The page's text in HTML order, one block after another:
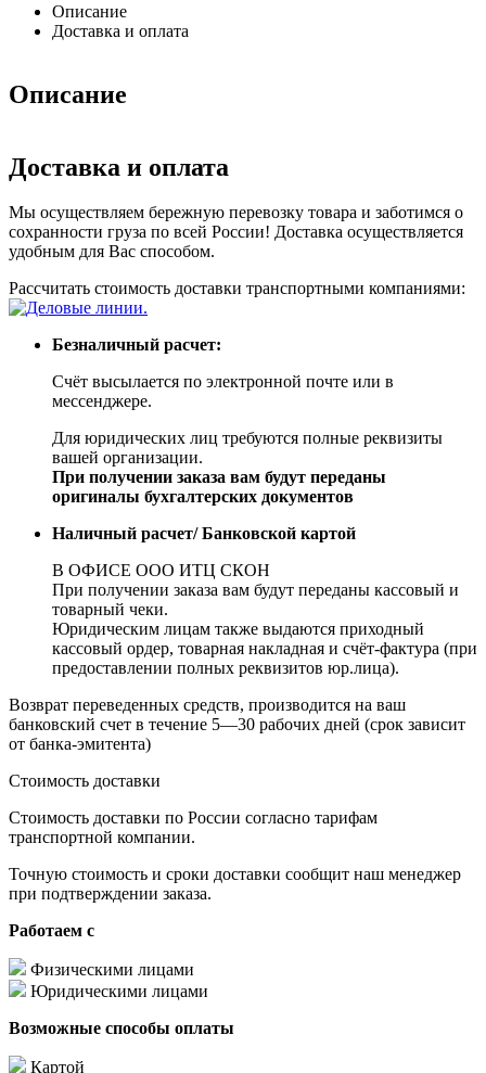
Описание
Доставка и оплата
Описание
Доставка и оплата
Мы осуществляем бережную перевозку товара и заботимся о
сохранности груза по всей России! Доставка осуществляется
удобным для Вас способом.
Рассчитать стоимость доставки транспортными компаниями:
Безналичный расчет:
Счёт высылается по электронной почте или в
мессенджере.
Для юридических лиц требуются полные реквизиты
вашей организации.
При получении заказа вам будут переданы
оригиналы бухгалтерских документов
Наличный расчет/ Банковской картой
В ОФИСЕ ООО ИТЦ СКОН
При получении заказа вам будут переданы кассовый и
товарный чеки.
Юридическим лицам также выдаются приходный
кассовый ордер, товарная накладная и счёт-фактура (при
предоставлении полных реквизитов юр.лица).
Возврат переведенных средств, производится на ваш
банковский счет в течение 5—30 рабочих дней (срок зависит
от банка-эмитента)
Стоимость доставки
Стоимость доставки по России согласно тарифам
транспортной компании.
Точную стоимость и сроки доставки сообщит наш менеджер
при подтверждении заказа.
Работаем с
Физическими лицами
Юридическими лицами
Возможные способы оплаты
Картой